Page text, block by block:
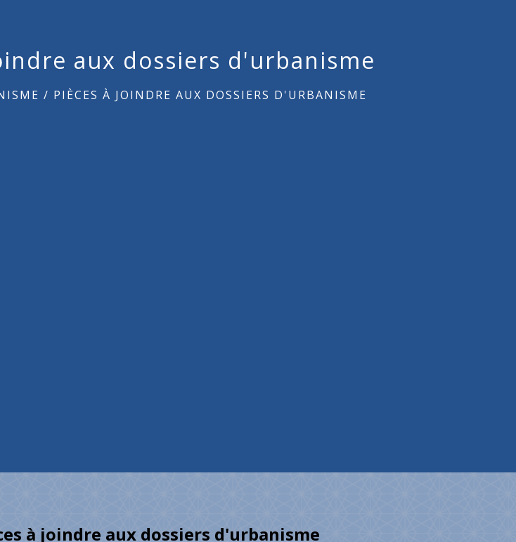
aux dossiers d'urbanisme
/ PIÈCES À JOINDRE AUX DOSSIERS D'URBANISME
à joindre aux dossiers d'urbanisme